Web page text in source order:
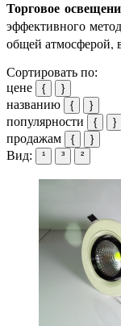
Торговое
эффективного
общей атмосферой,
Сортировать по:
цене
{ }
названию { }
популярности { }
продажам { }
Вид: ¹ ³ ²